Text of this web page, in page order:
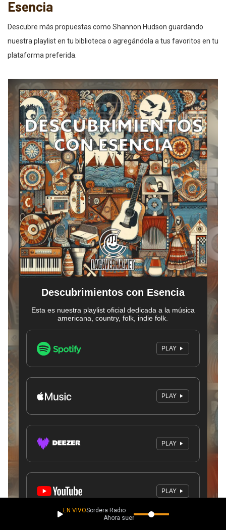
Esencia
Descubre más propuestas como Shannon Hudson guardando
nuestra playlist en tu biblioteca o agregándola a tus favoritos en tu
plataforma preferida.
EN VIVOSordera Radio
Ahora suena